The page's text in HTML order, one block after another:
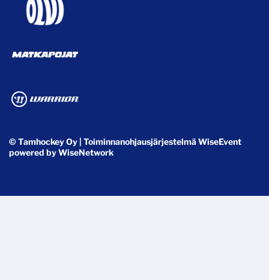
© Tamhockey Oy | ToiminnanohjausjärjestelmäWiseEvent
powered byWiseNetwork